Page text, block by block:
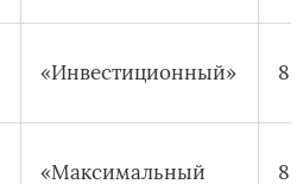
«Инвестиционный»
«Максимальный